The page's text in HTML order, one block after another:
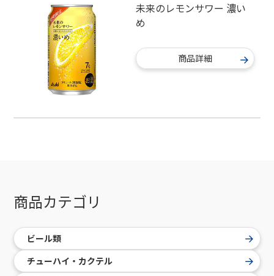
未来のレモンサワー 濃い
め
商品詳細
商品カテゴリ
ビール類
チューハイ・カクテル